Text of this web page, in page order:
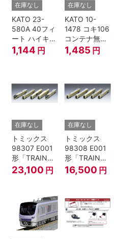
在庫なし
KATO 23-
580A 40フィ
ート ハイキュ
ーブコンテナ
ONE マゼンタ
1,144 円
在庫なし
KATO 10-
1478 コキ106
コンテナ無積
載 2両セット
鉄道模型 Nゲ
1,485 円
在庫なし
トミックス
98307 E001
形「TRAIN
SUITE四季
島」基本セッ
23,100 円
在庫なし
トミックス
98308 E001
形「TRAIN
SUITE四季
島」増結セッ
模型
16,500 円